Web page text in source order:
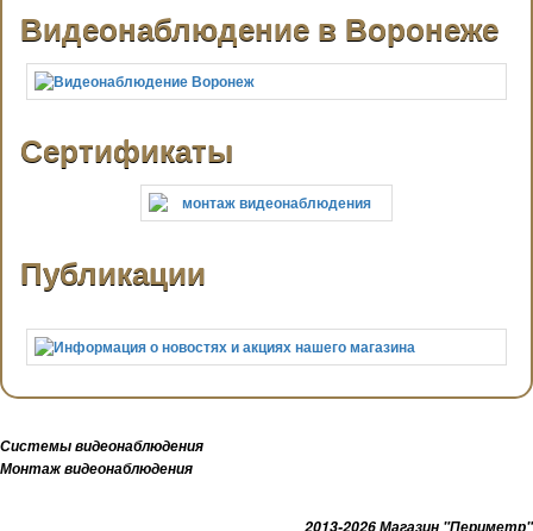
Видеонаблюдение в Воронеже
Сертификаты
Публикации
Системы видеонаблюдения
Монтаж видеонаблюдения
2013-2026 Магазин "Периметр"